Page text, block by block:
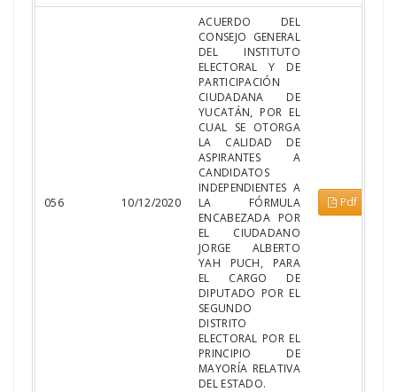
056 10/12/2020
ACUERDO DEL
CONSEJO GENERAL
DEL INSTITUTO
ELECTORAL Y DE
PARTICIPACIÓN
CIUDADANA DE
YUCATÁN, POR EL
CUAL SE OTORGA
LA CALIDAD DE
ASPIRANTES A
CANDIDATOS
INDEPENDIENTES A
LA FÓRMULA
ENCABEZADA POR
EL CIUDADANO
JORGE ALBERTO
YAH PUCH, PARA
EL CARGO DE
DIPUTADO POR EL
SEGUNDO
DISTRITO
ELECTORAL POR EL
PRINCIPIO DE
MAYORÍA RELATIVA
DEL ESTADO.
Pdf